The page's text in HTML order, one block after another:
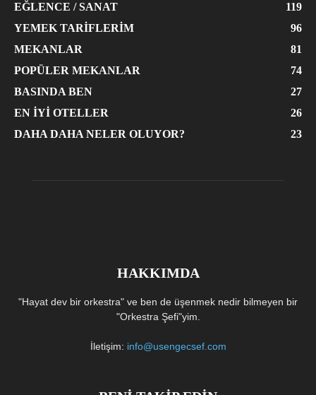
EĞLENCE / SANAT
119
YEMEK TARIFLERIM
96
MEKANLAR
81
POPÜLER MEKANLAR
74
BASINDA BEN
27
EN İYI OTELLER
26
DAHA DAHA NELER OLUYOR?
23
HAKKIMDA
"Hayat dev bir orkestra" ve ben de üşenmek nedir bilmeyen bir
"Orkestra Şefi"yim.
İletişim: info@usengecsef.com